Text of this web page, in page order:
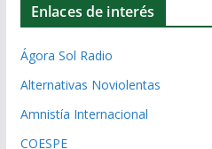
Enlaces de interés
Ágora Sol Radio
Alternativas Noviolentas
Amnistía Internacional
COESPE